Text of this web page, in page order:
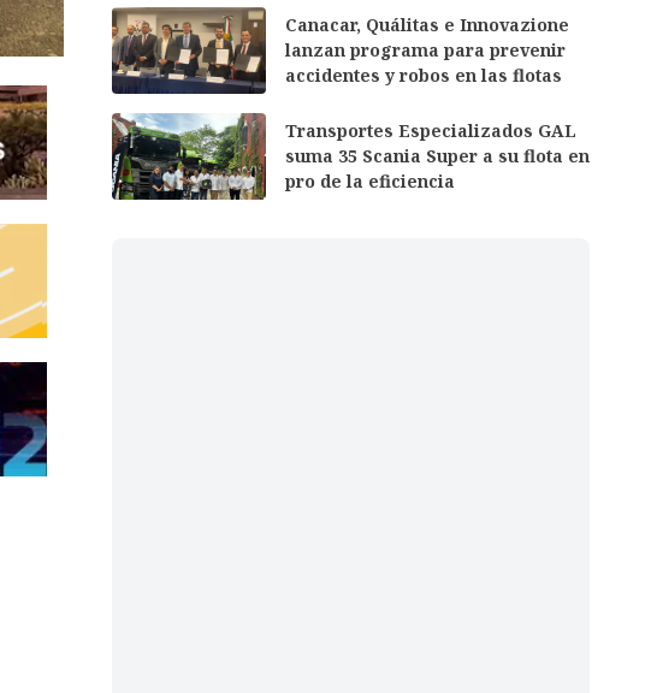
Canacar, Quálitas e Innovazione
lanzan programa para prevenir
accidentes y robos en las flotas
Transportes Especializados GAL
suma 35 Scania Super a su flota en
pro de la eficiencia